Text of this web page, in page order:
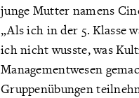
junge Mutter namens
„Als ich in der 5. Klasse
ich nicht wusste, was
Managementwesen
Gruppenübungen